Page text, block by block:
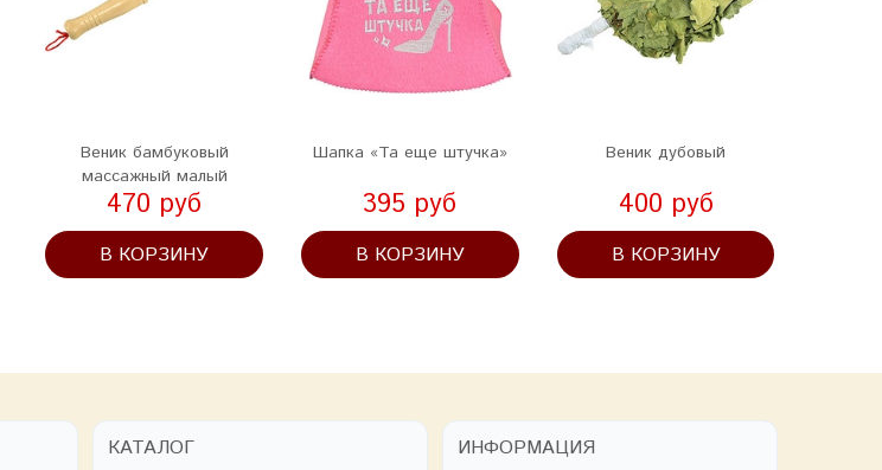
Веник бамбуковый
массажный малый
470 руб
В КОРЗИНУ
Шапка «Та еще штучка»
395 руб
В КОРЗИНУ
Веник дубовый
400 руб
В КОРЗИНУ
КАТАЛОГ ИНФОРМАЦИЯ